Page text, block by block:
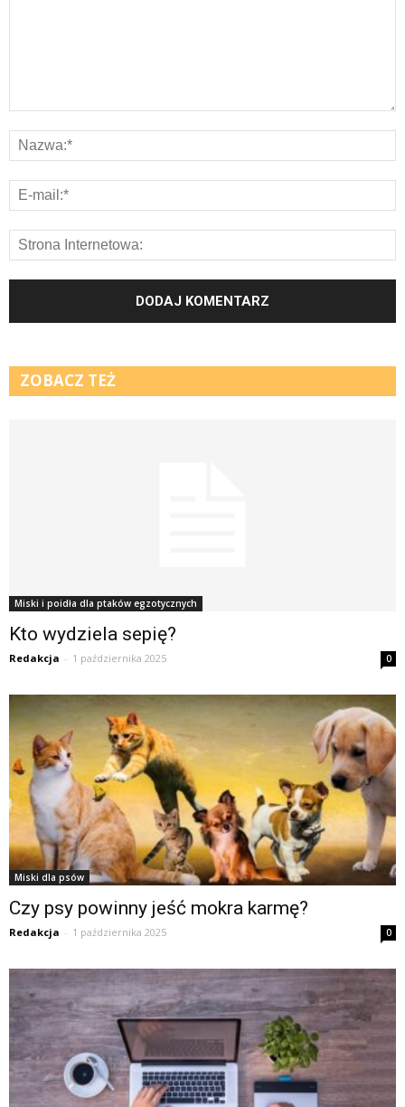
ZOBACZ TEŻ
Miski i poidła dla ptaków egzotycznych
Kto wydziela sepię?
Redakcja - 1 października 2025 0
Miski dla psów
Czy psy powinny jeść mokra karmę?
Redakcja - 1 października 2025 0